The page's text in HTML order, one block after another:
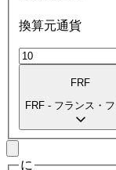
換算元通貨
FRF
FRF - フランス・
に